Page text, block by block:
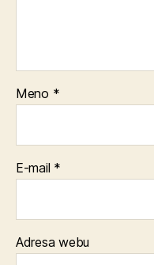
Meno *
E-mail *
Adresa webu